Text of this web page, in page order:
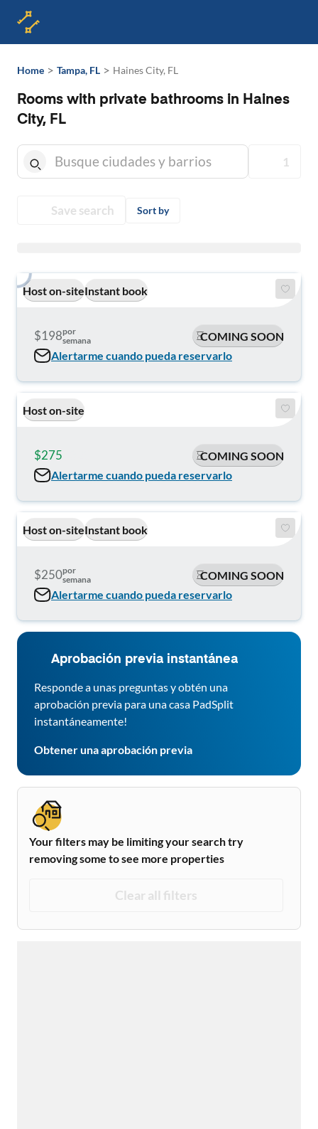
Home > Tampa, FL > Haines City, FL
Rooms with private bathrooms in Haines
City, FL
1
Save search Sort by
Host on-siteInstant book
$198por
semana
COMING SOON
Alertarme cuando pueda reservarlo
Host on-site
$275
COMING SOON
Alertarme cuando pueda reservarlo
Host on-siteInstant book
$250por
semana
COMING SOON
Alertarme cuando pueda reservarlo
Aprobación previa instantánea
Responde a unas preguntas y obtén una
aprobación previa para una casa PadSplit
instantáneamente!
Obtener una aprobación previa
Your filters may be limiting your search try
removing some to see more properties
Clear all filters